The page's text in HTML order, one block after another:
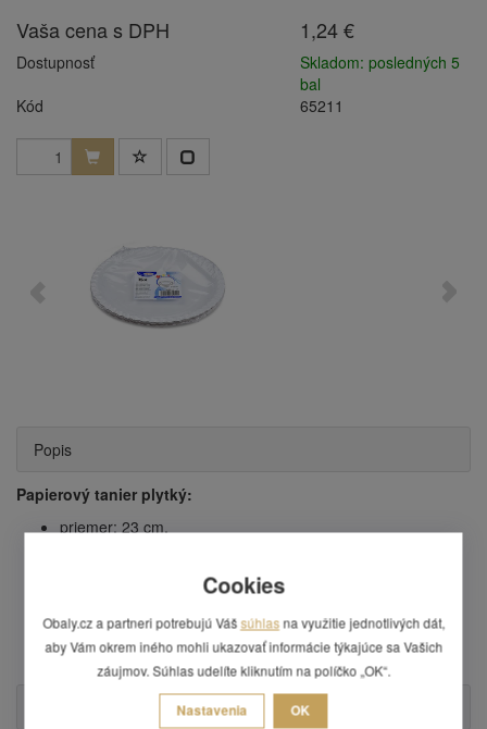
Vaša cena s DPH
1,24 €
Dostupnosť
Skladom: posledných 5
bal
Kód
65211
Popis
Papierový tanier plytký:
priemer: 23 cm,
obsah balenia: 15 ks,
cena je uvedená za jedno balenie,
obsah v kartóne: 30 balenie.
Cookies
Obaly.cz a partneri potrebujú Vášsúhlas na využitie jednotlivých dát,
aby Vám okrem iného mohli ukazovať informácie týkajúce sa Vašich
záujmov. Súhlas udelíte kliknutím na políčko „OK“.
Nastavenia OK